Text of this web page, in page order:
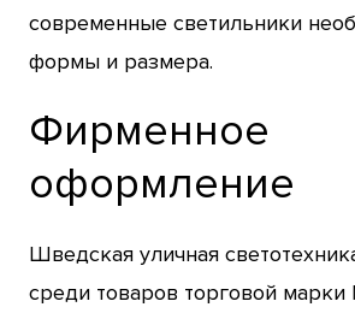
современные светильники
формы и размера.
Фирменное
оформление
Шведская уличная
среди товаров торговой марки